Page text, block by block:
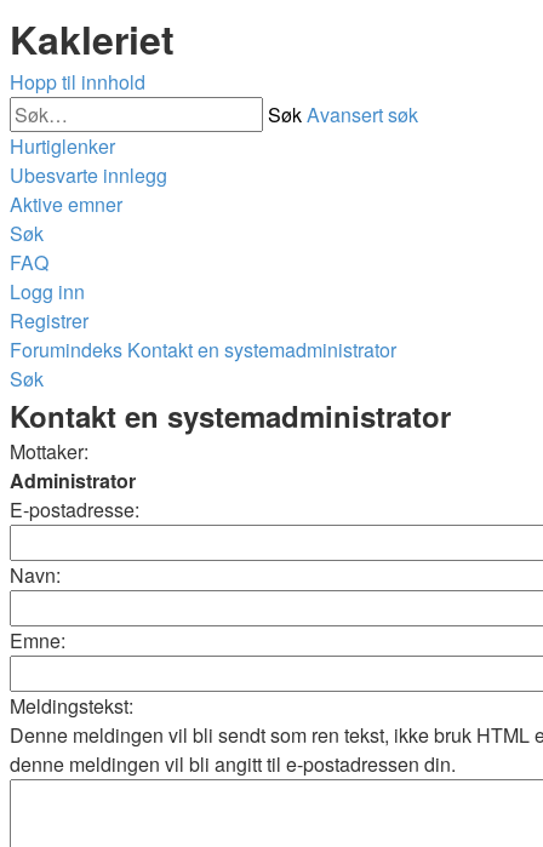
Kakleriet
Hopp til innhold
SøkAvansert søk
Hurtiglenker
Ubesvarte innlegg
Aktive emner
Søk
FAQ
Logg inn
Registrer
Forumindeks Kontakt en systemadministrator
Søk
Kontakt en systemadministrator
Mottaker:
Administrator
E-postadresse:
Navn:
Emne:
Meldingstekst:
Denne meldingen vil bli sendt som ren tekst, ikke bruk HTML
denne meldingen vil bli angitt til e-postadressen din.